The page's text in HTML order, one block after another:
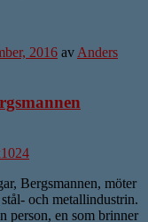
2016 av Anders
Bergsmannen, möter
och metallindustrin.
person, en som brinner